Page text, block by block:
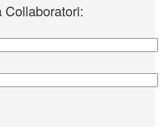
Collaboratori: